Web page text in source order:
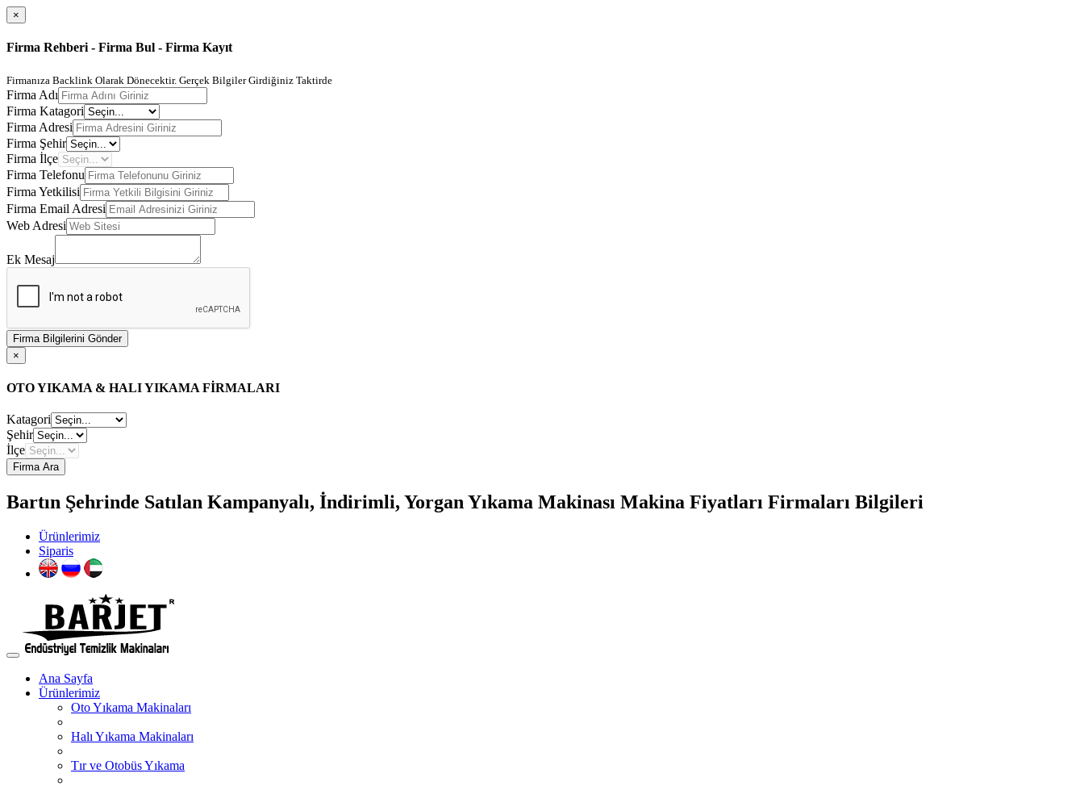
×
Firma Rehberi - Firma Bul - Firma Kayıt
Firmanıza Backlink Olarak Dönecektir. Gerçek Bilgiler Girdiğiniz Taktirde
Firma Adı
Firma Katagori
Firma Adresi
Firma Şehir
Firma İlçe
Firma Telefonu
Firma Yetkilisi
Firma Email Adresi
Web Adresi
Ek Mesaj
Firma Bilgilerini Gönder
×
OTO YIKAMA & HALI YIKAMA FİRMALARI
Katagori
Şehir
İlçe
Firma Ara
Bartın Şehrinde Satılan Kampanyalı, İndirimli, Yorgan Yıkama Makinası Makina Fiyatları Firmaları Bilgileri
Ürünlerimiz
Siparis
Ana Sayfa
Ürünlerimiz
Oto Yıkama Makinaları
Halı Yıkama Makinaları
Tır ve Otobüs Yıkama